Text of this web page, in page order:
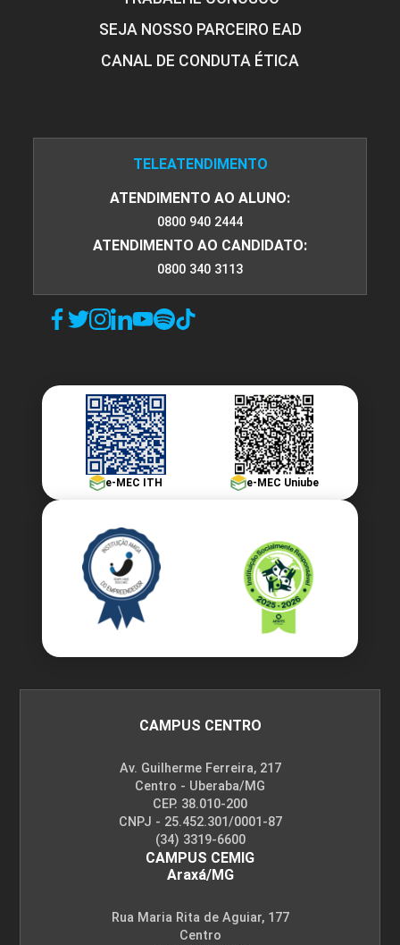
ENCONTRO ACADÊMICO/AVALIAÇÃO
ENCONTRO ACADÊMICO/AVALIAÇÃO
ENCONTRO ACADÊMICO/AVALIAÇÃO
ENCONTRO ACADÊMICO/AVALIAÇÃO
6
ENCONTRO ACADÊMICO/AVALIAÇÃO
6
MARCELO COSTA DIAS
MARISA AUXILIADORA MAYRINK SANTOS
FERREIRA
PAULO LIMIRIO DA SILVA
RICARDO BARATELLA
WAGNER CARDOSO
SEJA NOSSO PARCEIRO EAD
CANAL DE CONDUTA ÉTICA
TELEATENDIMENTO
ATENDIMENTO AO ALUNO:
0800 940 2444
ATENDIMENTO AO CANDIDATO:
0800 340 3113
e-MEC ITH e-MEC Uniube
CAMPUS CENTRO
Av. Guilherme Ferreira, 217
Centro - Uberaba/MG
CEP. 38.010-200
CNPJ - 25.452.301/0001-87
(34) 3319-6600
CAMPUS CEMIG
Araxá/MG
Rua Maria Rita de Aguiar, 177
Centro